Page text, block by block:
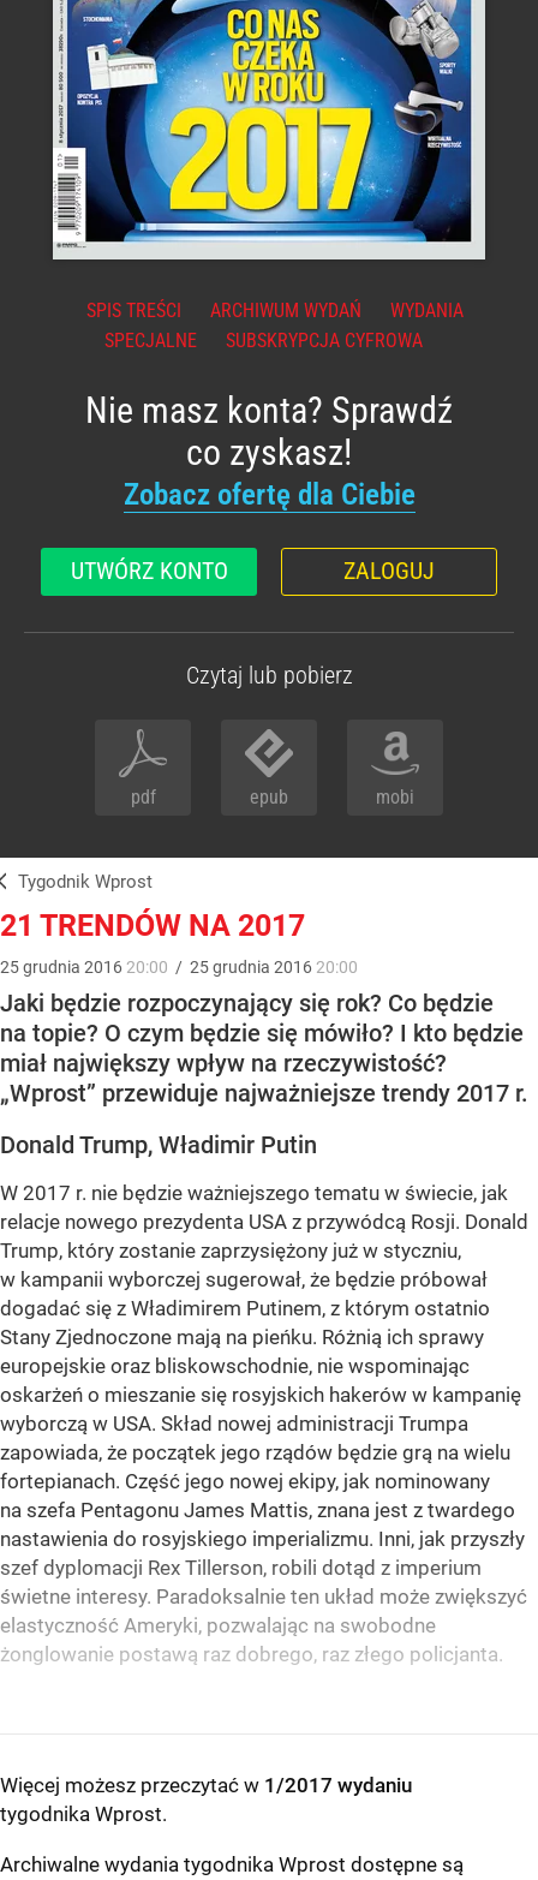
SPIS TREŚCI ARCHIWUM WYDAŃ
WYDANIA
SPECJALNE
SUBSKRYPCJA CYFROWA
Nie masz konta? Sprawdź
co zyskasz!
Zobacz ofertę dla Ciebie
UTWÓRZ KONTO ZALOGUJ
Czytaj lub pobierz
pdf epub mobi
Tygodnik Wprost
21 TRENDÓW NA 2017
25grudnia 2016 20:00 / 25grudnia 2016 20:00
Jaki będzie rozpoczynający się rok? Co będzie
na topie? O czym będzie się mówiło? I kto będzie
miał największy wpływ na rzeczywistość?
„Wprost” przewiduje najważniejsze trendy 2017 r.
Donald Trump, Władimir Putin
W 2017 r. nie będzie ważniejszego tematu w świecie, jak
relacje nowego prezydenta USA z przywódcą Rosji. Donald
Trump, który zostanie zaprzysiężony już w styczniu,
w kampanii wyborczej sugerował, że będzie próbował
dogadać się z Władimirem Putinem, z którym ostatnio
Stany Zjednoczone mają na pieńku. Różnią ich sprawy
europejskie oraz bliskowschodnie, nie wspominając
oskarżeń o mieszanie się rosyjskich hakerów w kampanię
wyborczą w USA. Skład nowej administracji Trumpa
zapowiada, że początek jego rządów będzie grą na wielu
fortepianach. Część jego nowej ekipy, jak nominowany
na szefa Pentagonu James Mattis, znana jest z twardego
nastawienia do rosyjskiego imperializmu. Inni, jak przyszły
szef dyplomacji Rex Tillerson, robili dotąd z imperium
świetne interesy. Paradoksalnie ten układ może zwiększyć
elastyczność Ameryki, pozwalając na swobodne
żonglowanie postawą raz dobrego, raz złego policjanta.
Więcej możesz przeczytać w 1/2017 wydaniu
tygodnika Wprost.
Archiwalne wydania tygodnika Wprost dostępne są